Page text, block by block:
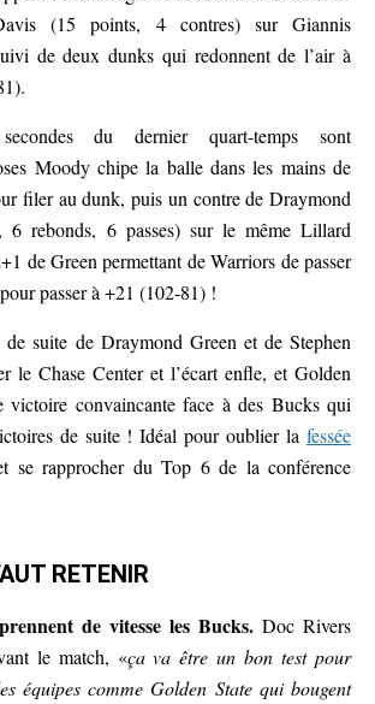
(15 points, 4 contres) sur Giannis
de deux dunks qui redonnent de l’air à
du dernier quart-temps sont
Moody chipe la balle dans les mains de
filer au dunk, puis un contre de Draymond
6 rebonds, 6 passes) sur le même Lillard
de Green permettant de Warriors de passer
passer à +21 (102-81) !
suite de Draymond Green et de Stephen
le Chase Center et l’écart enfle, et Golden
victoire convaincante face à des Bucks qui
de suite ! Idéal pour oublier la fessée
se rapprocher du Top 6 de la conférence
RETENIR
de vitesse les Bucks. Doc Rivers
le match, «ça va être un bon test pour
équipes comme Golden State qui bougent